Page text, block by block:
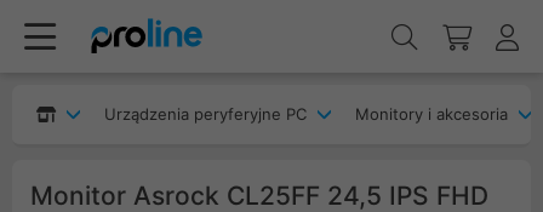
Urządzenia peryferyjne PC Monitory i akcesoria
Monitor Asrock CL25FF 24,5 IPS FHD